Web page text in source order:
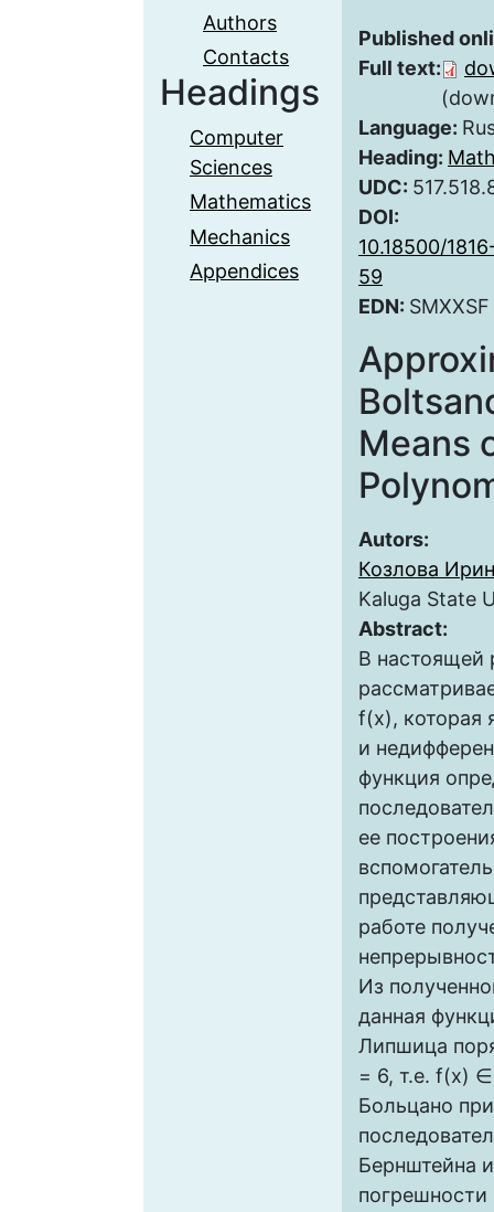
Authors
Contacts
Headings
Computer
Sciences
Mathematics
Mechanics
Appendices
Published
Full text:
Language:
Heading:
UDC:
DOI:
10.18500/
59
EDN: SMXXSF
Means
Autors:
Козлова
Kaluga State
Abstract:
В настоящей
f(x), которая
и
функция
ее
работе
Из
данная
Липшица
= 6, т.е. f(x)
Больцано
Бернштейна